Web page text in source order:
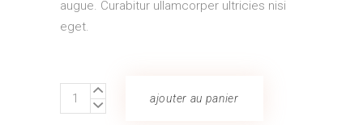
augue. Curabitur ullamcorper ultricies nisi
eget.
Pink
Flats
ajouter au panier